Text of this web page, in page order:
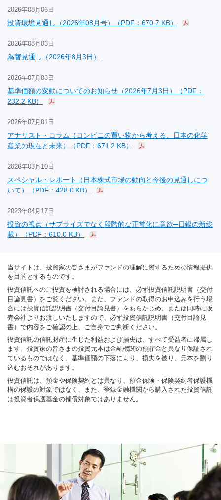
2026年08月06日
投資環境見通し（2026年08月号）（PDF：670.7 KB）
2026年08月03日
為替見通し（2026年8月3日）
2026年07月03日
基準価額の変動についてのお知らせ（2026年7月3日）（PDF：
232.2 KB）
2026年07月01日
アナリスト・コラム（コンビニの買い物から考える、日本の化学
産業の現在と未来）（PDF：671.2 KB）
2026年03月10日
スペシャル・レポート（日本株式市場の動向と今後の見通しにつ
いて）（PDF：428.0 KB）
2023年04月17日
投資の視点（サプライズでなく段階的な正常化に意欲─日銀の新総
裁）（PDF：610.0 KB）
当サイトは、投資家の皆さまがファンドの理解に資するための情報提供
を目的とするものです。
投資信託へのご投資を検討される場合には、必ず投資信託説明書（交付
目論見書）をご覧ください。また、ファンドの取得のお申込みを行う場
合には投資信託説明書（交付目論見書）をあらかじめ、または同時に販
売会社よりお渡しいたしますので、必ず投資信託説明書（交付目論見
書）で内容をご確認の上、ご自身でご判断ください。
投資信託の信託財産に生じた利益および損失は、すべて受益者に帰属し
ます。投資家の皆さまの投資元本は金融機関の預貯金と異なり保証され
ているものではなく、基準価額の下落により、損失を被り、元本を割り
込むおそれがあります。
投資信託は、預金や保険契約とは異なり、預金保険・保険契約者保護機
構の保護の対象ではなく、また、登録金融機関から購入された投資信託
は投資者保護基金の補償対象ではありません。